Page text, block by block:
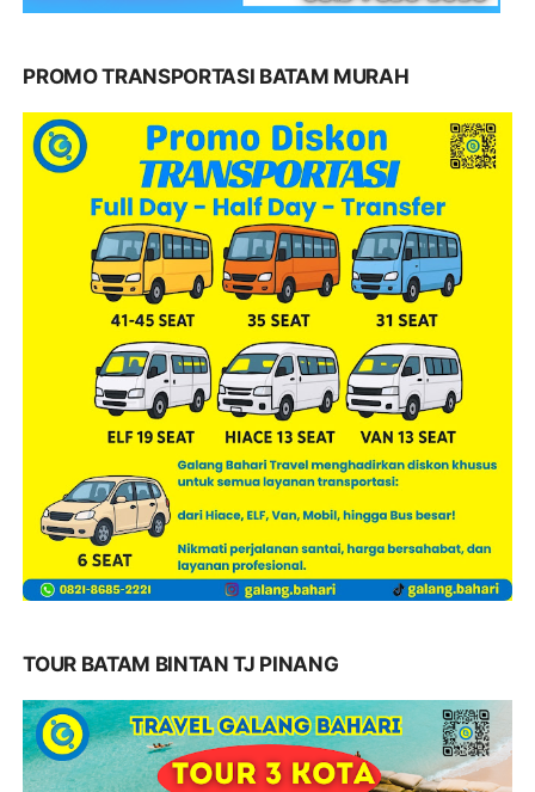
PROMO TRANSPORTASI BATAM MURAH
TOUR BATAM BINTAN TJ PINANG